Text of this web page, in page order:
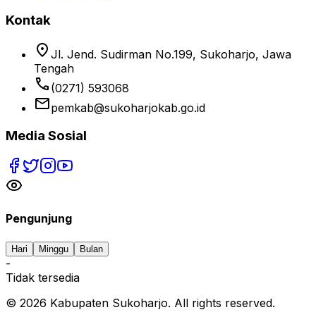
Kontak
location_on Jl. Jend. Sudirman No.199, Sukoharjo, Jawa
Tengah
phone (0271) 593068
emailpemkab@sukoharjokab.go.id
Media Sosial
Pengunjung
Hari Minggu Bulan
-
Tidak tersedia
© 2026 Kabupaten Sukoharjo. All rights reserved.